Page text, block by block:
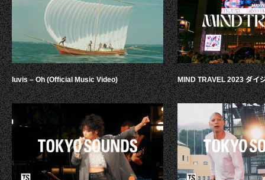
luvis – Oh (Official Music Video) MIND TRAVEL 2023 ダイ